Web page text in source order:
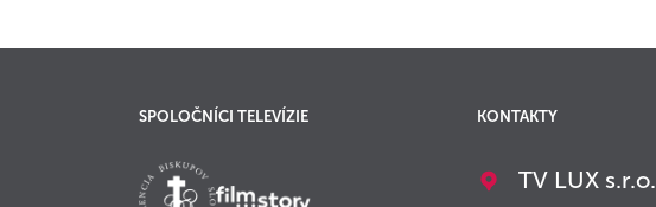
SPOLOČNÍCI TELEVÍZIE KONTAKTY
TV LUX s.r.o.